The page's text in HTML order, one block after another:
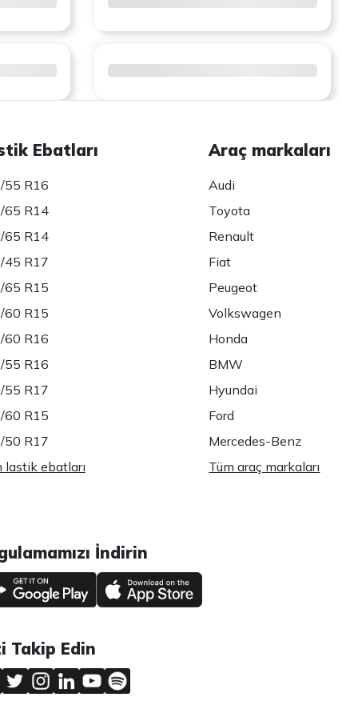
Ebatları
55 R16
65 R14
65 R14
45 R17
65 R15
60 R15
60 R16
55 R16
55 R17
60 R15
50 R17
lastik ebatları
Araç markaları
Audi
Toyota
Renault
Fiat
Peugeot
Volkswagen
Honda
BMW
Hyundai
Ford
Mercedes-Benz
Tüm araç markaları
İndirin
Takip Edin